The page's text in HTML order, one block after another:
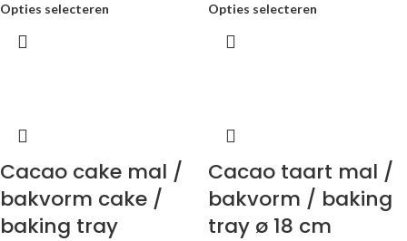
Opties selecteren Opties selecteren
Cacao cake mal /
bakvorm cake /
baking tray
Cacao taart mal /
bakvorm / baking
tray ø 18 cm